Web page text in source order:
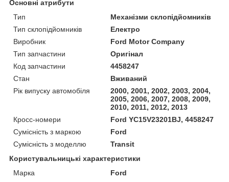
Основні атрибути
Тип
Механізми склопідйомників
Тип склопідйомників
Електро
Виробник
Ford Motor Company
Тип запчастини
Оригінал
Код запчастини
4458247
Стан
Вживаний
Рік випуску автомобіля
2000, 2001, 2002, 2003, 2004,
2005, 2006, 2007, 2008, 2009,
2010, 2011, 2012, 2013
Кросс-номери
Ford YC15V23201BJ, 4458247
Сумісність з маркою
Ford
Сумісність з моделлю
Transit
Користувальницькі характеристики
Марка
Ford